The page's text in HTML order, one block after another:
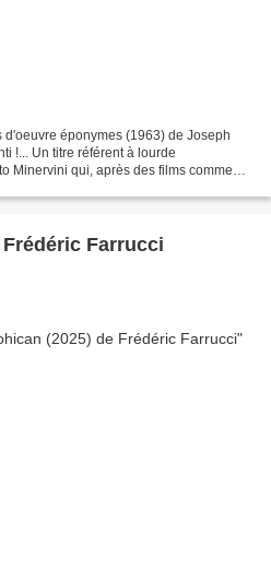
éponymes (1963) de Joseph
!... Un titre référent à lourde
Minervini qui, après des films comme
Farrucci